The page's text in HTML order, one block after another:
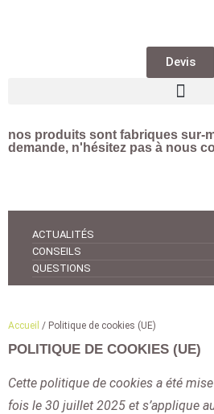
Devis
nos produits sont fabriques sur-
demande, n'hésitez pas à nous
ACTUALITÉS
CONSEILS
QUESTIONS
Accueil / Politique de cookies (UE)
POLITIQUE DE COOKIES (UE)
Cette politique de cookies a été
fois le 30 juillet 2025 et s’applique